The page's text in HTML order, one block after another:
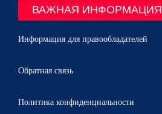
ВАЖНАЯ ИНФОРМАЦИЯ
Информация для правообладателей
Обратная связь
Политика конфиденциальности